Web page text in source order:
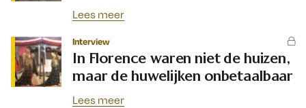
Lees meer
Interview
In Florence waren niet de huizen,
maar de huwelijken onbetaalbaar
Lees meer